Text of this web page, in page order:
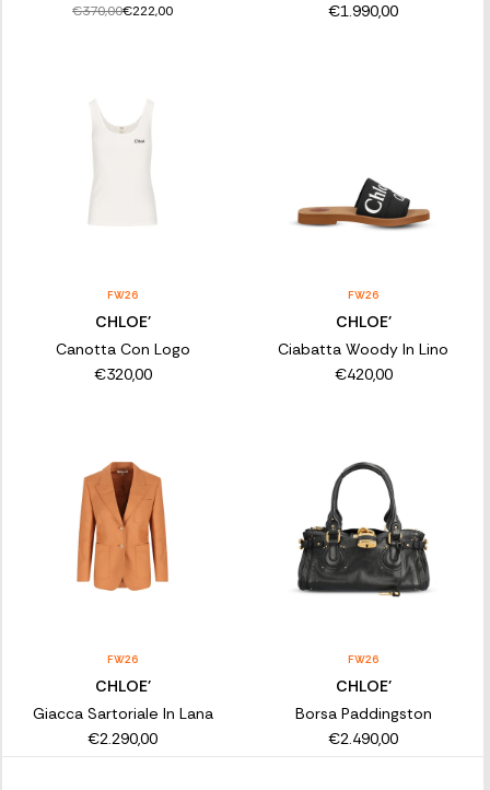
€370,00€222,00
€1.990,00
FW26
CHLOE'
Canotta Con Logo
€320,00
FW26
CHLOE'
Ciabatta Woody In Lino
€420,00
FW26
CHLOE'
Giacca Sartoriale In Lana
€2.290,00
FW26
CHLOE'
Borsa Paddingston
€2.490,00